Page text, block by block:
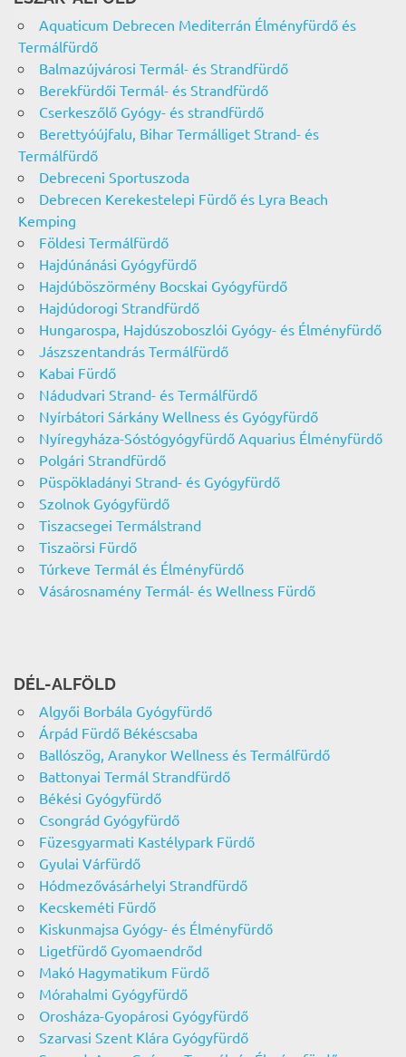
Aquaticum Debrecen Mediterrán Élményfürdő és
Termálfürdő
Balmazújvárosi Termál- és Strandfürdő
Berekfürdői Termál- és Strandfürdő
Cserkeszőlő Gyógy- és strandfürdő
Berettyóújfalu, Bihar Termálliget Strand- és
Termálfürdő
Debreceni Sportuszoda
Debrecen Kerekestelepi Fürdő és Lyra Beach
Kemping
Földesi Termálfürdő
Hajdúnánási Gyógyfürdő
Hajdúböszörmény Bocskai Gyógyfürdő
Hajdúdorogi Strandfürdő
Hungarospa, Hajdúszoboszlói Gyógy- és Élményfürdő
Jászszentandrás Termálfürdő
Kabai Fürdő
Nádudvari Strand- és Termálfürdő
Nyírbátori Sárkány Wellness és Gyógyfürdő
Nyíregyháza-Sóstógyógyfürdő Aquarius Élményfürdő
Polgári Strandfürdő
Püspökladányi Strand- és Gyógyfürdő
Szolnok Gyógyfürdő
Tiszacsegei Termálstrand
Tiszaörsi Fürdő
Túrkeve Termál és Élményfürdő
Vásárosnamény Termál- és Wellness Fürdő
DÉL-ALFÖLD
Algyői Borbála Gyógyfürdő
Árpád Fürdő Békéscsaba
Ballószög, Aranykor Wellness és Termálfürdő
Battonyai Termál Strandfürdő
Békési Gyógyfürdő
Csongrád Gyógyfürdő
Füzesgyarmati Kastélypark Fürdő
Gyulai Várfürdő
Hódmezővásárhelyi Strandfürdő
Kecskeméti Fürdő
Kiskunmajsa Gyógy- és Élményfürdő
Ligetfürdő Gyomaendrőd
Makó Hagymatikum Fürdő
Mórahalmi Gyógyfürdő
Orosháza-Gyopárosi Gyógyfürdő
Szarvasi Szent Klára Gyógyfürdő